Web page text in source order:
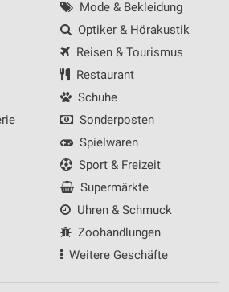
Mode & Bekleidung
Optiker & Hörakustik
Reisen & Tourismus
Restaurant
Schuhe
Sonderposten
Spielwaren
Sport & Freizeit
Supermärkte
Uhren & Schmuck
Zoohandlungen
Weitere Geschäfte